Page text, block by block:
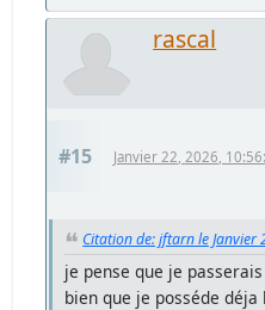
rascal
#15 Janvier 22, 2026,
Citation de: jftarn le Janvier
je pense que je
bien que je posséde déja